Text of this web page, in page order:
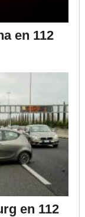
en 112
en 112